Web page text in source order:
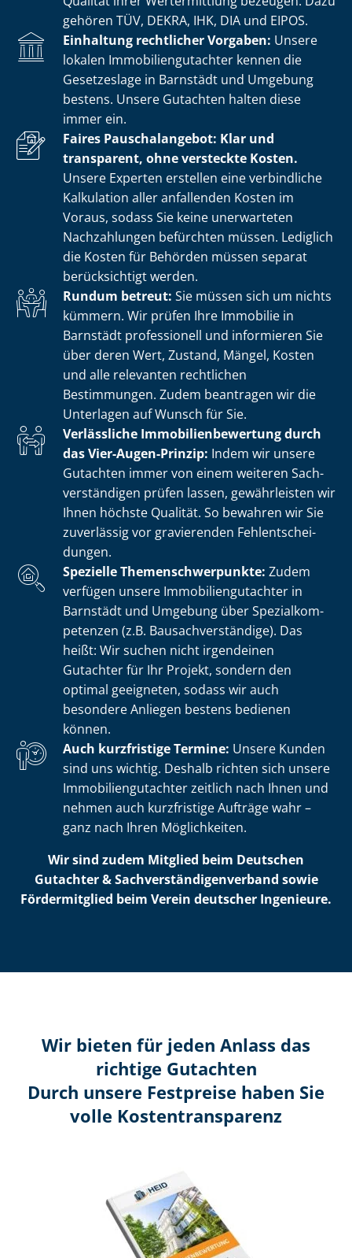
gehören TÜV, DEKRA, IHK, DIA und EIPOS.
Einhaltung rechtlicher Vorgaben: Unsere
lokalen Im­mo­bi­li­en­gut­ach­ter kennen die
Gesetzeslage in Barnstädt und Umgebung
bestens. Unsere Gutachten halten diese
immer ein.
Faires Pauschalangebot: Klar und
transparent, ohne versteckte Kosten.
Unsere Experten erstellen eine verbindliche
Kalkulation aller anfallenden Kosten im
Voraus, sodass Sie keine unerwarteten
Nachzahlungen befürchten müssen. Lediglich
die Kosten für Behörden müssen separat
berücksichtigt werden.
Rundum betreut: Sie müssen sich um nichts
kümmern. Wir prüfen Ihre Immobilie in
Barnstädt professionell und informieren Sie
über deren Wert, Zustand, Mängel, Kosten
und alle relevanten rechtlichen
Bestimmungen. Zudem beantragen wir die
Unterlagen auf Wunsch für Sie.
Verlässliche Im­mo­bi­li­en­be­wer­tung durch
das Vier-Augen-Prinzip: Indem wir unsere
Gutachten immer von einem weiteren Sach­
ver­stän­di­gen prüfen lassen, gewährleisten wir
Ihnen höchste Qualität. So bewahren wir Sie
zuverlässig vor gravierenden Fehl­ent­schei­
dun­gen.
Spezielle The­men­schwer­punk­te: Zudem
verfügen unsere Im­mo­bi­li­en­gut­ach­ter in
Barnstädt und Umgebung über Spe­zi­al­kom­
pe­ten­zen (z.B. Bau­sach­ver­stän­di­ge). Das
heißt: Wir suchen nicht irgendeinen
Gutachter für Ihr Projekt, sondern den
optimal geeigneten, sodass wir auch
besondere Anliegen bestens bedienen
können.
Auch kurzfristige Termine: Unsere Kunden
sind uns wichtig. Deshalb richten sich unsere
Im­mo­bi­li­en­gut­ach­ter zeitlich nach Ihnen und
nehmen auch kurzfristige Aufträge wahr –
ganz nach Ihren Möglichkeiten.
Wir sind zudem Mitglied beim Deutschen
Gutachter & Sach­ver­stän­di­gen­ver­band sowie
Fördermitglied beim Verein deutscher Ingenieure.
Wir bieten für jeden Anlass das
richtige Gutachten
Durch unsere Festpreise haben Sie
volle Kosten­transparenz